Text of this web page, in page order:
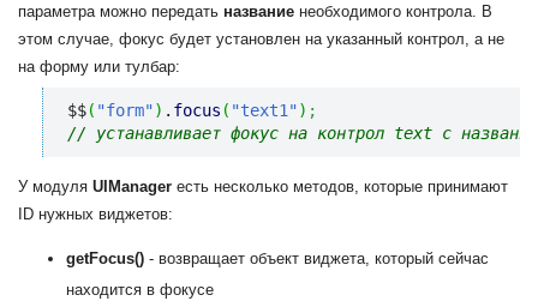
параметра можно передать название необходимого контрола. В
этом случае, фокус будет установлен на указанный контрол, а не
на форму или тулбар:
$$( "form") . focus ( "text1") ;
// устанавливает фокус на контрол text с
У модуля UIManager есть несколько методов, которые принимают
ID нужных виджетов:
getFocus() - возвращает объект виджета, который сейчас
находится в фокусе